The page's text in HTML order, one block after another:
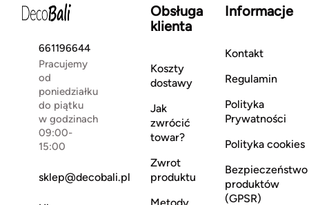
661196644
Pracujemy
od
poniedziałku
do piątku
w godzinach
09:00-
15:00
sklep@decobali.pl
Obsługa
klienta
Koszty
dostawy
Jak
zwrócić
towar?
Zwrot
produktu
Informacje
Kontakt
Regulamin
Polityka
Prywatności
Polityka cookies
Bezpieczeństwo
produktów
(GPSR)